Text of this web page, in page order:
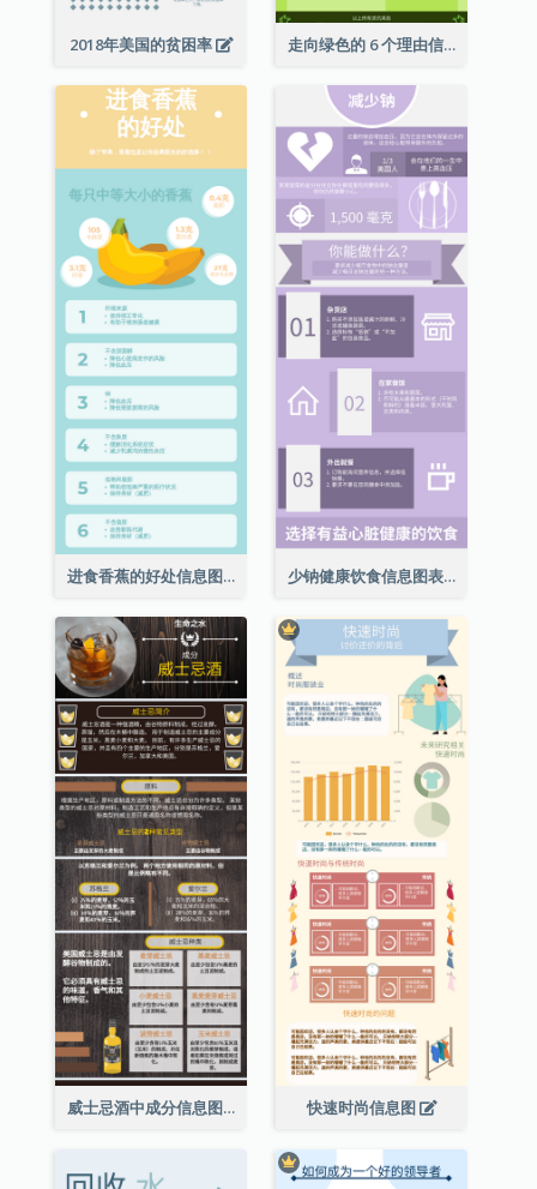
2018年美国的贫困率 走向绿色的 6 个理由信息图表
进食香蕉的好处信息图表 少钠健康饮食信息图表
威士忌酒中成分信息图表 快速时尚信息图